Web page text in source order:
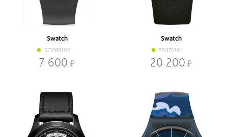
Swatch
SO28B102
7 600
Swatch
SS07B101
20 200